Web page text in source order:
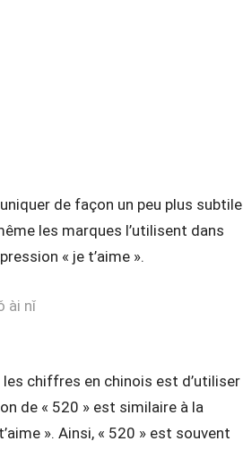
de façon un peu plus subtile
les marques l’utilisent dans
« je t’aime ».
ài nǐ
chiffres en chinois est d’utiliser
de « 520 » est similaire à la
». Ainsi, « 520 » est souvent